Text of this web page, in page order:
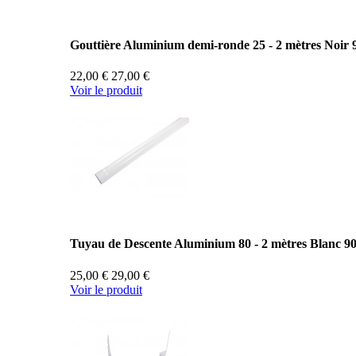
Gouttière Aluminium demi-ronde 25 - 2 mètres Noir
22,00 € 27,00 €
Voir le produit
Tuyau de Descente Aluminium 80 - 2 mètres Blanc
25,00 € 29,00 €
Voir le produit